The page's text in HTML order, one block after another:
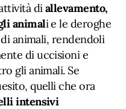
di allevamento,
animali e le deroghe
animali, rendendoli
di uccisioni e
gli animali. Se
quelli che ora
intensivi